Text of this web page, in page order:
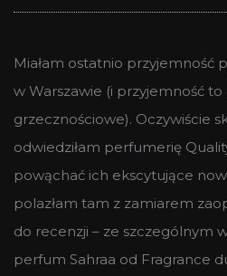
Miałam ostatnio przyjemność
w Warszawie (i przyjemność
grzecznościowe). Oczywiście
odwiedziłam perfumerię
powąchać ich ekscytujące
polazłam tam z zamiarem
do recenzji – ze szczególnym
perfum Sahraa od Fragrance